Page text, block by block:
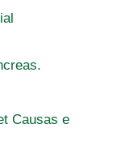
Causas e